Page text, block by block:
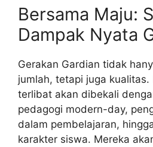
Bersama Maju:
Dampak Nyata
Gerakan Gardian tidak
jumlah, tetapi juga kualitas.
terlibat akan dibekali
pedagogi modern-day,
dalam pembelajaran,
karakter siswa. Mereka